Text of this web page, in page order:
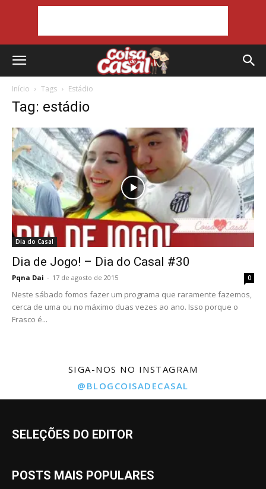
Início Tags Estádio
Tag: estádio
Dia do Casal
Dia de Jogo! – Dia do Casal #30
Pqna Dai - 17 de agosto de 2015 0
Neste sábado fomos fazer um programa que raramente fazemos,
cerca de uma ou no máximo duas vezes ao ano. Isso porque o
Frasco é...
SIGA-NOS NO INSTAGRAM
@BLOGCOISADECASAL
SELEÇÕES DO EDITOR
POSTS MAIS POPULARES